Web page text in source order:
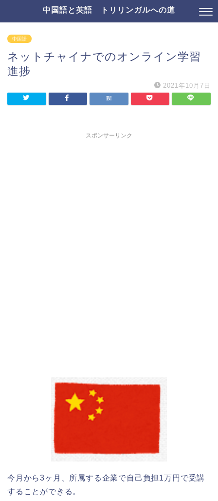
中国語と英語 トリリンガルへの道
中国語
ネットチャイナでのオンライン学習
進捗
2021年10月7日
スポンサーリンク
今月から3ヶ月、所属する企業で自己負担1万円で受講
することができる。